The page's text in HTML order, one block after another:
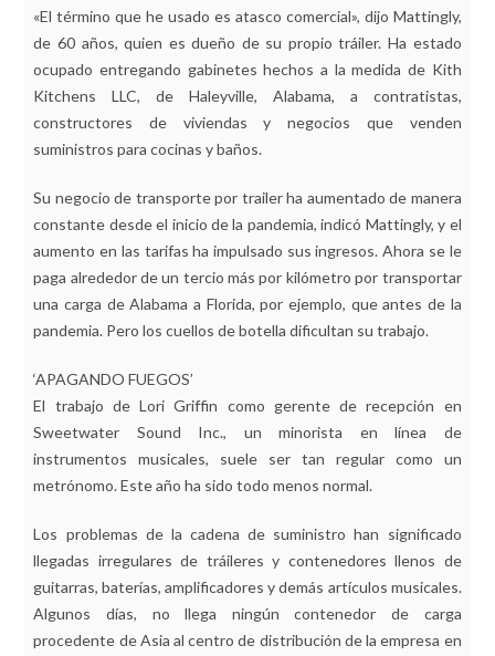
«El término que he usado es atasco comercial», dijo Mattingly,
de 60 años, quien es dueño de su propio tráiler. Ha estado
ocupado entregando gabinetes hechos a la medida de Kith
Kitchens LLC, de Haleyville, Alabama, a contratistas,
constructores de viviendas y negocios que venden
suministros para cocinas y baños.
Su negocio de transporte por trailer ha aumentado de manera
constante desde el inicio de la pandemia, indicó Mattingly, y el
aumento en las tarifas ha impulsado sus ingresos. Ahora se le
paga alrededor de un tercio más por kilómetro por transportar
una carga de Alabama a Florida, por ejemplo, que antes de la
pandemia. Pero los cuellos de botella dificultan su trabajo.
‘APAGANDO FUEGOS’
El trabajo de Lori Griffin como gerente de recepción en
Sweetwater Sound Inc., un minorista en línea de
instrumentos musicales, suele ser tan regular como un
metrónomo. Este año ha sido todo menos normal.
Los problemas de la cadena de suministro han significado
llegadas irregulares de tráileres y contenedores llenos de
guitarras, baterías, amplificadores y demás artículos musicales.
Algunos días, no llega ningún contenedor de carga
procedente de Asia al centro de distribución de la empresa en